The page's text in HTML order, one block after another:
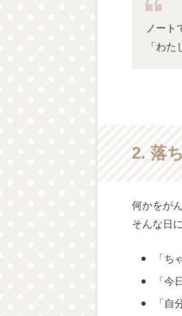
ノート
「わ
2. 落
何かをが
そんな日
「ち
「今
「